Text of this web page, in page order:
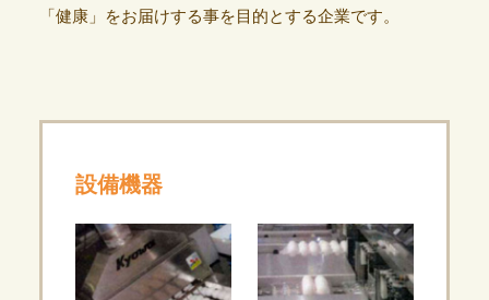
「健康」をお届けする事を目的とする企業です。
設備機器